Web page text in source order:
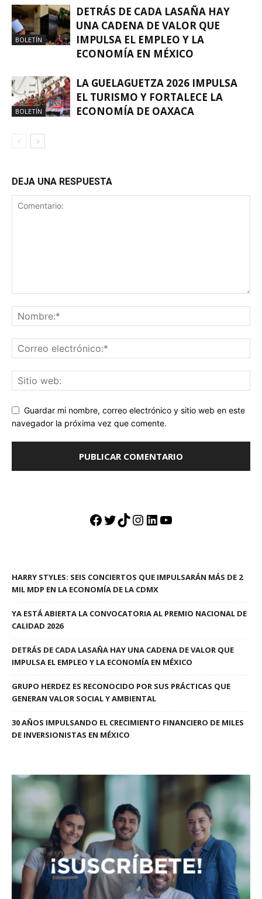
BOLETÍN
DETRÁS DE CADA LASAÑA HAY
UNA CADENA DE VALOR QUE
IMPULSA EL EMPLEO Y LA
ECONOMÍA EN MÉXICO
BOLETÍN
LA GUELAGUETZA 2026 IMPULSA
EL TURISMO Y FORTALECE LA
ECONOMÍA DE OAXACA
DEJA UNA RESPUESTA
Guardar mi nombre, correo electrónico y sitio web en este
navegador la próxima vez que comente.
Facebook
Twitter
TikTok
Instagram
LinkedIn
YouTube
HARRY STYLES: SEIS CONCIERTOS QUE IMPULSARÁN MÁS DE 2
MIL MDP EN LA ECONOMÍA DE LA CDMX
YA ESTÁ ABIERTA LA CONVOCATORIA AL PREMIO NACIONAL DE
CALIDAD 2026
DETRÁS DE CADA LASAÑA HAY UNA CADENA DE VALOR QUE
IMPULSA EL EMPLEO Y LA ECONOMÍA EN MÉXICO
GRUPO HERDEZ ES RECONOCIDO POR SUS PRÁCTICAS QUE
GENERAN VALOR SOCIAL Y AMBIENTAL
30 AÑOS IMPULSANDO EL CRECIMIENTO FINANCIERO DE MILES
DE INVERSIONISTAS EN MÉXICO